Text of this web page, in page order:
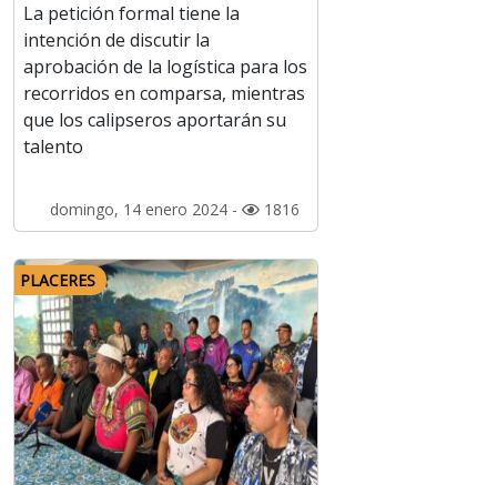
La petición formal tiene la
intención de discutir la
aprobación de la logística para los
recorridos en comparsa, mientras
que los calipseros aportarán su
talento
domingo, 14 enero 2024 - 1816
PLACERES